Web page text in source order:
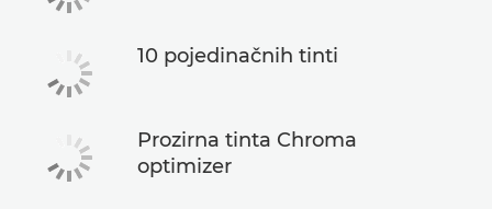
10 pojedinačnih tinti
Prozirna tinta Chroma
optimizer